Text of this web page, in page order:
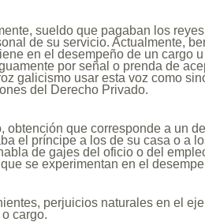
sueldo que pagaban los
de su servicio. Actualmente,
en el desempeño de un cargo
por señal o prenda de
galicismo usar esta voz como
del Derecho Privado.
obtención que corresponde a un
el príncipe a los de su casa o a
de gajes del oficio o del
se experimentan en el
perjuicios naturales en el
cargo.